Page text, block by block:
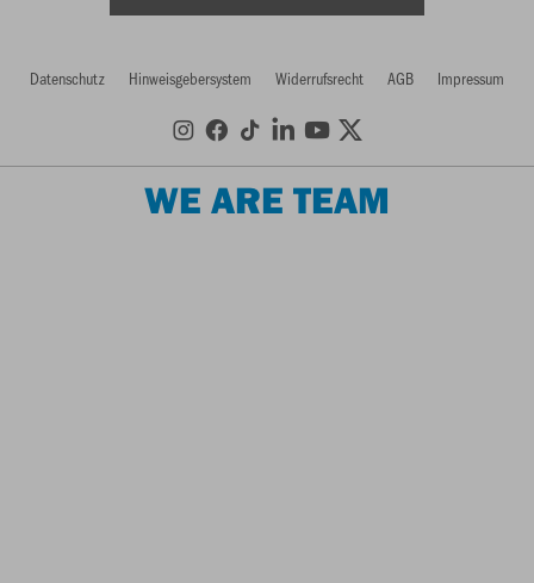
Datenschutz Hinweisgebersystem Widerrufsrecht AGB Impressum
WE ARE TEAM